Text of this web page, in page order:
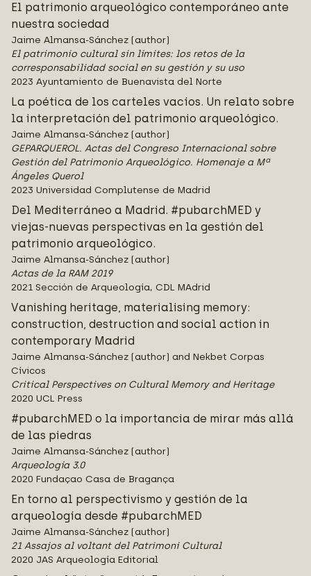
El patrimonio arqueológico contemporáneo ante
nuestra sociedad
Jaime Almansa-Sánchez (author)
El patrimonio cultural sin límites: los retos de la
corresponsabilidad social en su gestión y su uso
2023 Ayuntamiento de Buenavista del Norte
La poética de los carteles vacíos. Un relato sobre
la interpretación del patrimonio arqueológico.
Jaime Almansa-Sánchez (author)
GEPARQUEROL. Actas del Congreso Internacional sobre
Gestión del Patrimonio Arqueológico. Homenaje a Mª
Ángeles Querol
2023 Universidad Complutense de Madrid
Del Mediterráneo a Madrid. #pubarchMED y
viejas-nuevas perspectivas en la gestión del
patrimonio arqueológico.
Jaime Almansa-Sánchez (author)
Actas de la RAM 2019
2021 Sección de Arqueología, CDL MAdrid
Vanishing heritage, materialising memory:
construction, destruction and social action in
contemporary Madrid
Jaime Almansa-Sánchez (author) and Nekbet Corpas
Cívicos
Critical Perspectives on Cultural Memory and Heritage
2020 UCL Press
#pubarchMED o la importancia de mirar más allá
de las piedras
Jaime Almansa-Sánchez (author)
Arqueología 3.0
2020 Fundaçao Casa de Bragança
En torno al perspectivismo y gestión de la
arqueología desde #pubarchMED
Jaime Almansa-Sánchez (author)
21 Assajos al voltant del Patrimoni Cultural
2020 JAS Arqueología Editorial